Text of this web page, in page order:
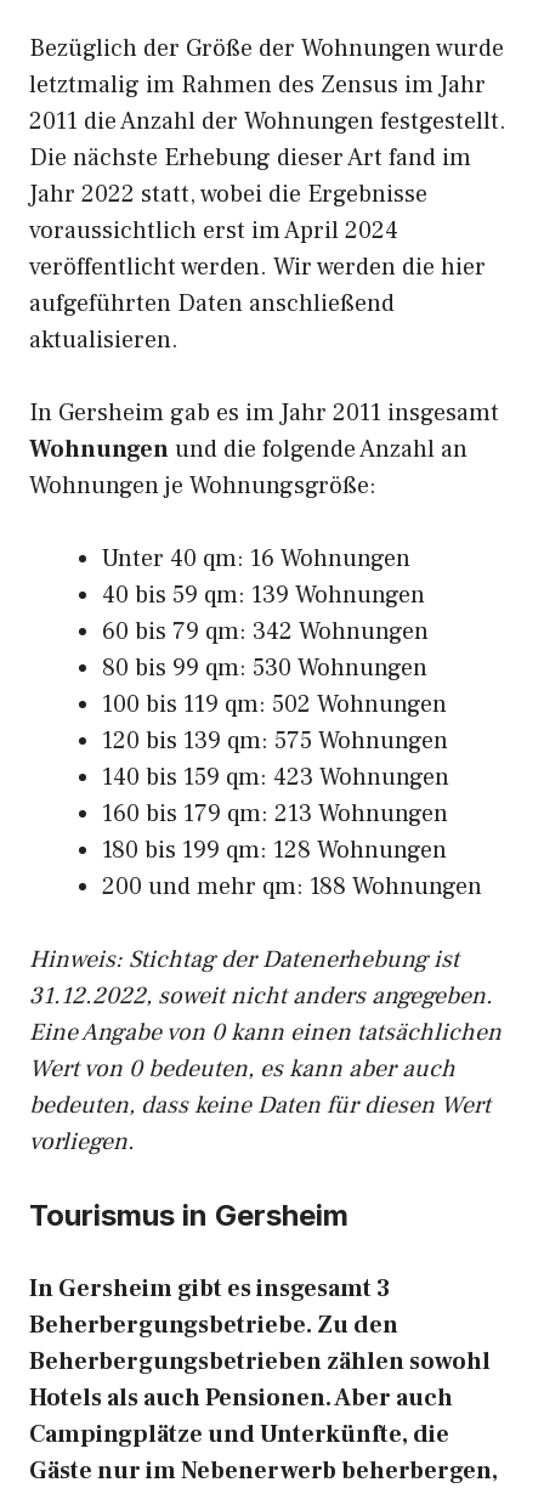
Bezüglich der Größe der Wohnungen wurde
letztmalig im Rahmen des Zensus im Jahr
2011 die Anzahl der Wohnungen festgestellt.
Die nächste Erhebung dieser Art fand im
Jahr 2022 statt, wobei die Ergebnisse
voraussichtlich erst im April 2024
veröffentlicht werden. Wir werden die hier
aufgeführten Daten anschließend
aktualisieren.
In Gersheim gab es im Jahr 2011 insgesamt
Wohnungenund die folgende Anzahl an
Wohnungen je Wohnungsgröße:
Unter 40 qm: 16 Wohnungen
40 bis 59 qm: 139 Wohnungen
60 bis 79 qm: 342 Wohnungen
80 bis 99 qm: 530 Wohnungen
100 bis 119 qm: 502 Wohnungen
120 bis 139 qm: 575 Wohnungen
140 bis 159 qm: 423 Wohnungen
160 bis 179 qm: 213 Wohnungen
180 bis 199 qm: 128 Wohnungen
200 und mehr qm: 188 Wohnungen
Hinweis: Stichtag der Datenerhebung ist
31.12.2022, soweit nicht anders angegeben.
Eine Angabe von 0 kann einen tatsächlichen
Wert von 0 bedeuten, es kann aber auch
bedeuten, dass keine Daten für diesen Wert
vorliegen.
Tourismus in Gersheim
In Gersheim gibt es insgesamt 3
Beherbergungsbetriebe. Zu den
Beherbergungsbetrieben zählen sowohl
Hotels als auch Pensionen. Aber auch
Campingplätze und Unterkünfte, die
Gäste nur im Nebenerwerb beherbergen,